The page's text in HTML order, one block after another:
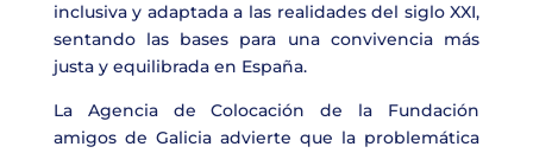
inclusiva y adaptada a las realidades del siglo XXI,
sentando las bases para una convivencia más
justa y equilibrada en España.
La Agencia de Colocación de la Fundación
amigos de Galicia advierte que la problemática